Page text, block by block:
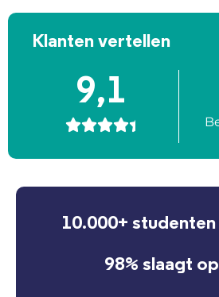
Klanten vertellen
9,1

10.000+ studenten
98% slaagt